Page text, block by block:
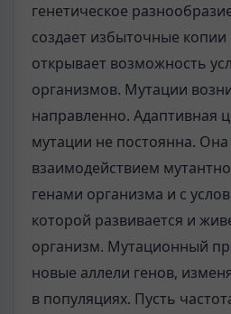
генетическое
создает избыточные
открывает возможность
организмов. Мутации
направленно. Адаптивная
мутации не постоянна. Она
взаимодействием
генами организма и с
которой развивается и
организм. Мутационный
новые аллели генов,
в популяциях. Пусть